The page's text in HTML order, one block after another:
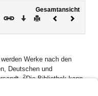
Gesamtansicht
Download
DruckenVorheriges
Werke nach den
Deutschen und
2Die Bibliothek kann
die Ausleihe mit